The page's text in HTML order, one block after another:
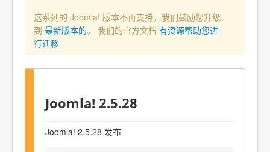
这系列的 Joomla! 版本不再支持。我们鼓励您升级
到 最新版本的。 我们的官方文档 有资源帮助您进
行迁移
Joomla! 2.5.28
Joomla! 2.5.28 发布